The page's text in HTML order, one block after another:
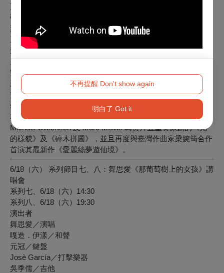
不再提醒 Don't show again
明白了 Got it
蕭立群／薩克斯風
張喻涵／低音管
葉琇青／單簧管
王冠傑／低音單簧管
森林光景簧片五重奏(Waldszenen Reed Quintet)為臺灣首支簧
片五重奏室內樂組合，由五位青年音樂家所組成，組成樂器為
雙簧管、薩克斯風、單簧管、低音單簧管及低音管，希望以嶄
新的面貌探索室內樂無限的可能性。相較於木管五重奏，五樣
簧片樂器由於發聲原理一致，在音色、平衡的整合上更為自
然、和諧。
本場音樂會將為聽眾帶來改編與原創的曲目，包括美國作曲家
Michael Gilbertson 及 Marc Mellits 為簧片五重奏原創的《光
的樣貌》及《碎木拼圖》，並且再度與臺灣作曲家梁婉筠合作
首演其最新作《愛麗絲夢遊仙境》。
6/18（六） 系列節目七、八：舞思愛《那葡萄樹上的女孩》講
唱會
系列七、6/18（六）14:30
系列八、6/18（六）19:30
演出者
舞思愛／演唱
嘎造．伊漾／和聲
元冠／鍵盤
Josè García／打擊樂器
吳季儒／吉他